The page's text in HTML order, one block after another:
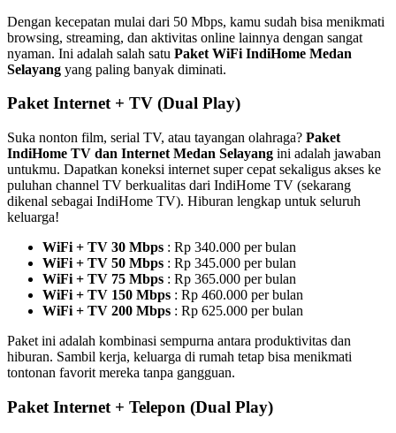
Dengan kecepatan mulai dari 50 Mbps, kamu sudah bisa menikmati
browsing, streaming, dan aktivitas online lainnya dengan sangat
nyaman. Ini adalah salah satu Paket WiFi IndiHome Medan
Selayang yang paling banyak diminati.
Paket Internet + TV (Dual Play)
Suka nonton film, serial TV, atau tayangan olahraga? Paket
IndiHome TV dan Internet Medan Selayang ini adalah jawaban
untukmu. Dapatkan koneksi internet super cepat sekaligus akses ke
puluhan channel TV berkualitas dari IndiHome TV (sekarang
dikenal sebagai IndiHome TV). Hiburan lengkap untuk seluruh
keluarga!
WiFi + TV 30 Mbps : Rp 340.000 per bulan
WiFi + TV 50 Mbps : Rp 345.000 per bulan
WiFi + TV 75 Mbps : Rp 365.000 per bulan
WiFi + TV 150 Mbps : Rp 460.000 per bulan
WiFi + TV 200 Mbps : Rp 625.000 per bulan
Paket ini adalah kombinasi sempurna antara produktivitas dan
hiburan. Sambil kerja, keluarga di rumah tetap bisa menikmati
tontonan favorit mereka tanpa gangguan.
Paket Internet + Telepon (Dual Play)